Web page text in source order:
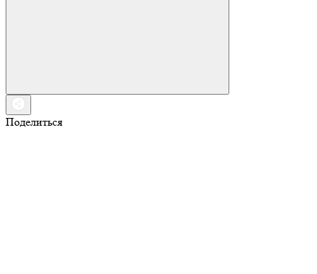
Поделиться